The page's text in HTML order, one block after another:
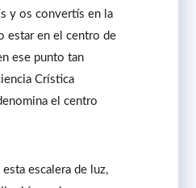
y os convertís en la
estar en el centro de
ese punto tan
Crística
el centro
escalera de luz,